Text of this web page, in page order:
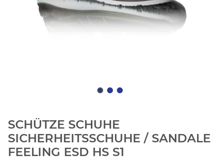
SCHÜTZE SCHUHE
SICHERHEITSSCHUHE / SANDALE
FEELING ESD HS S1